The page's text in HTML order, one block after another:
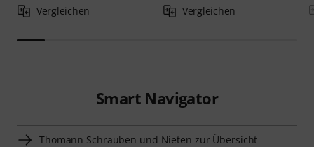
Vergleichen Vergleichen
Smart Navigator
Thomann Schrauben und Nieten zur Übersicht